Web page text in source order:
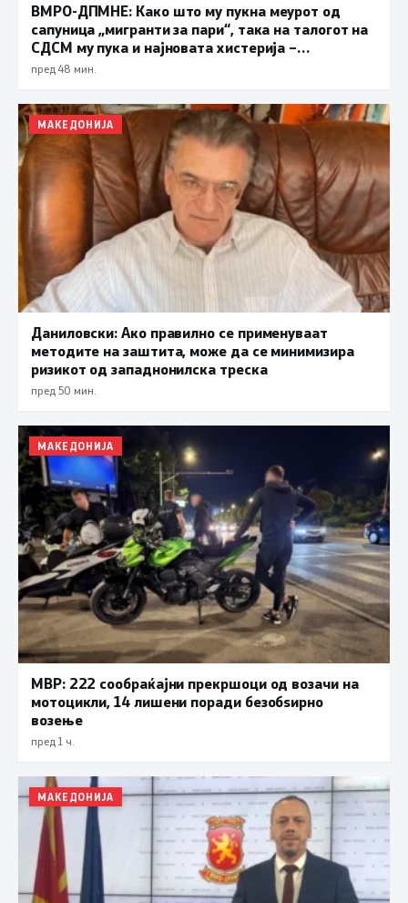
ВМРО-ДПМНЕ: Како што му пукна меурот од
сапуница „мигранти за пари“, така на талогот на
СДСМ му пука и најновата хистерија –
прифаќање на француски предлог
пред 48 мин.
МАКЕДОНИЈА
Даниловски: Ако правилно се применуваат
методите на заштита, може да се минимизира
ризикот од западнонилска треска
пред 50 мин.
МАКЕДОНИЈА
МВР: 222 сообраќајни прекршоци од возачи на
мотоцикли, 14 лишени поради безобѕирно
возење
пред 1 ч.
МАКЕДОНИЈА